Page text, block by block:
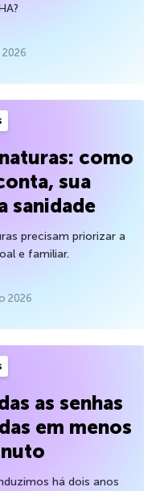
2026
como
sua
sanidade
precisam priorizar a
e familiar.
2026
as senhas
em menos
há dois anos